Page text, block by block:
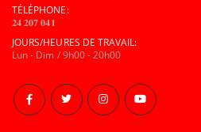
TÉLÉPHONE:
𝟐𝟒 𝟐𝟎𝟕 𝟎𝟒𝟏
JOURS/HEURES DE TRAVAIL:
Lun - Dim / 9h00 - 20h00